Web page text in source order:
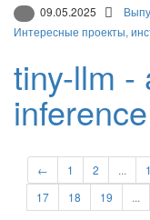
09.05.2025
Интересные проекты,
tiny-llm -
← 1 2 ...
17
18 19 ...